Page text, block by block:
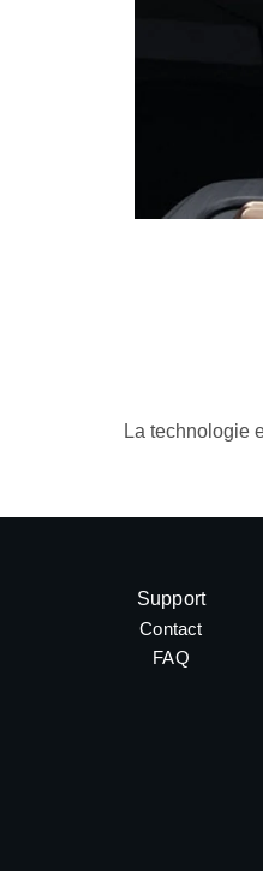
La technologie
Support
Contact
FAQ